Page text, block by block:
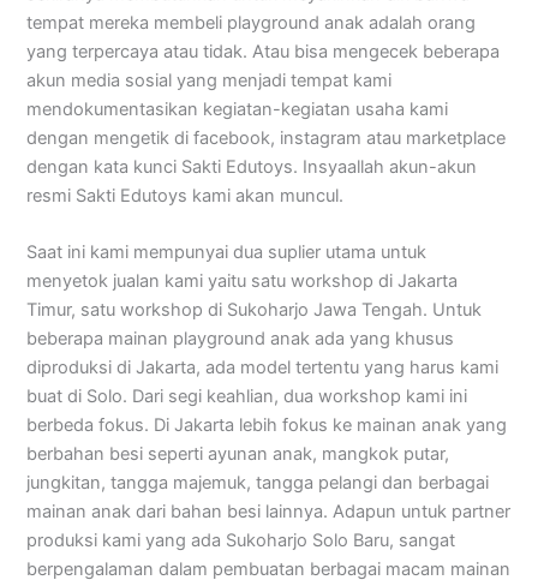
tempat mereka membeli playground anak adalah orang
yang terpercaya atau tidak. Atau bisa mengecek beberapa
akun media sosial yang menjadi tempat kami
mendokumentasikan kegiatan-kegiatan usaha kami
dengan mengetik di facebook, instagram atau marketplace
dengan kata kunci Sakti Edutoys. Insyaallah akun-akun
resmi Sakti Edutoys kami akan muncul.
Saat ini kami mempunyai dua suplier utama untuk
menyetok jualan kami yaitu satu workshop di Jakarta
Timur, satu workshop di Sukoharjo Jawa Tengah. Untuk
beberapa mainan playground anak ada yang khusus
diproduksi di Jakarta, ada model tertentu yang harus kami
buat di Solo. Dari segi keahlian, dua workshop kami ini
berbeda fokus. Di Jakarta lebih fokus ke mainan anak yang
berbahan besi seperti ayunan anak, mangkok putar,
jungkitan, tangga majemuk, tangga pelangi dan berbagai
mainan anak dari bahan besi lainnya. Adapun untuk partner
produksi kami yang ada Sukoharjo Solo Baru, sangat
berpengalaman dalam pembuatan berbagai macam mainan